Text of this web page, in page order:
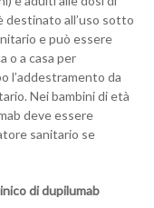
destinato all’uso sotto
e può essere
o a casa per
l’addestramento da
Nei bambini di età
deve essere
sanitario se
di dupilumab